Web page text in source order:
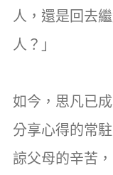
人，還是回去
人？」
如今，思凡已
分享心得的常
諒父母的辛苦